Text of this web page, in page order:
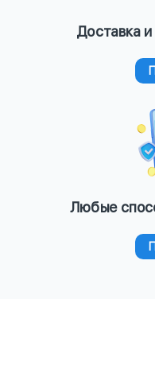
Доставка
Любые